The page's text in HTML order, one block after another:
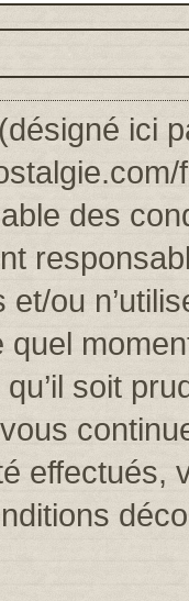
ici
des
et/ou
quel
soit
effectués,